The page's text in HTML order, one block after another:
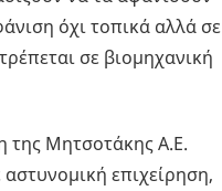
όχι τοπικά αλλά σε
σε βιομηχανική
της Μητσοτάκης Α.Ε.
επιχείρηση,